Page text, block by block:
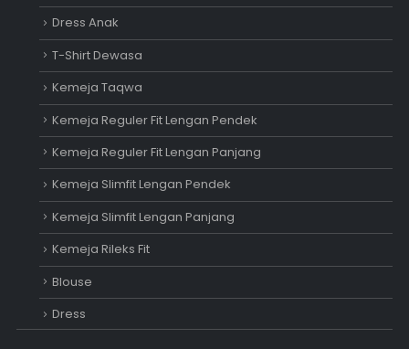
Dress Anak
T-Shirt Dewasa
Kemeja Taqwa
Kemeja Reguler Fit Lengan Pendek
Kemeja Reguler Fit Lengan Panjang
Kemeja Slimfit Lengan Pendek
Kemeja Slimfit Lengan Panjang
Kemeja Rileks Fit
Blouse
Dress